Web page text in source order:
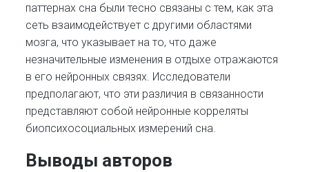
паттернах сна были тесно связаны с тем, как эта
сеть взаимодействует с другими областями
мозга, что указывает на то, что даже
незначительные изменения в отдыхе отражаются
в его нейронных связях. Исследователи
предполагают, что эти различия в связанности
представляют собой нейронные корреляты
биопсихосоциальных измерений сна.
Выводы авторов